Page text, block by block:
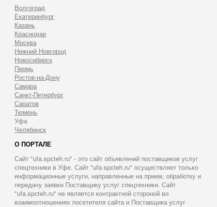
Волгоград
Екатеринбург
Казань
Краснодар
Москва
Нижний Новгород
Новосибирск
Пермь
Ростов-на-Дону
Самара
Санкт-Петербург
Саратов
Тюмень
Уфа
Челябинск
О ПОРТАЛЕ
Сайт "ufa.spcteh.ru" - это сайт объявлений поставщиков услуг
спецтехники в Уфе. Сайт "ufa.spcteh.ru" осуществляет только
информационные услуги, направленные на прием, обработку и
передачу заявки Поставщику услуг спецтехники. Сайт
"ufa.spcteh.ru" не является контрактной стороной во
взаимоотношениях посетителя сайта и Поставщика услуг